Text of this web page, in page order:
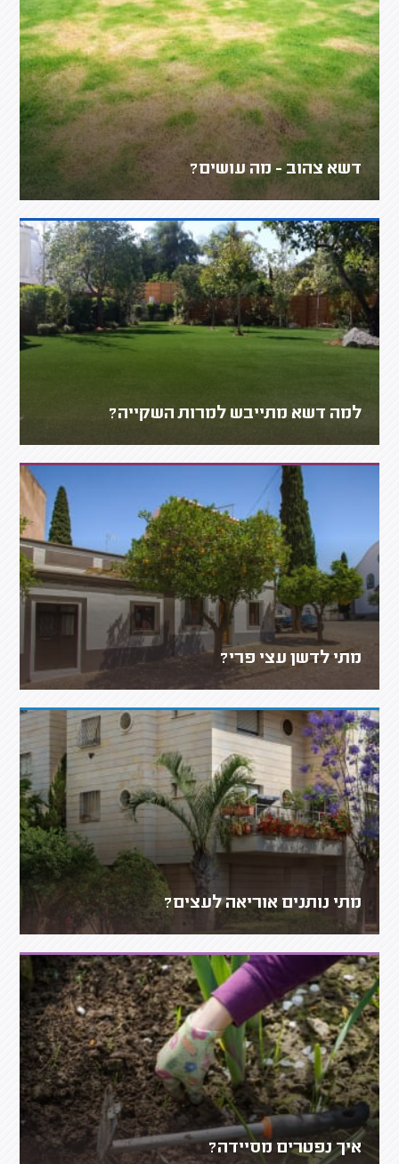
דשא צהוב - מה עושים?
למה דשא מתייבש למרות השקייה?
מתי לדשן עצי פרי?
מתי נותנים אוריאה לעצים?
איך נפטרים מסיידה?